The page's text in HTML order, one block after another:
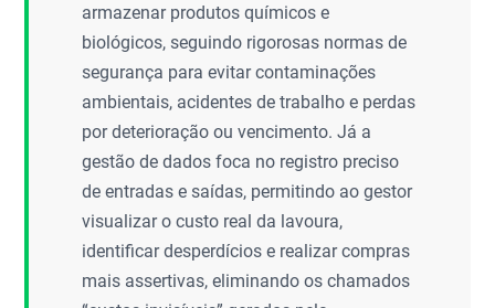
armazenar produtos químicos e
biológicos, seguindo rigorosas normas de
segurança para evitar contaminações
ambientais, acidentes de trabalho e perdas
por deterioração ou vencimento. Já a
gestão de dados foca no registro preciso
de entradas e saídas, permitindo ao gestor
visualizar o custo real da lavoura,
identificar desperdícios e realizar compras
mais assertivas, eliminando os chamados